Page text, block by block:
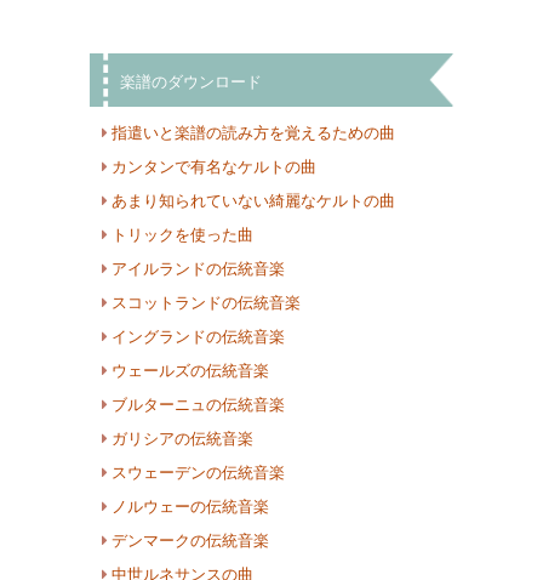
楽譜のダウンロード
指遣いと楽譜の読み方を覚えるための曲
カンタンで有名なケルトの曲
あまり知られていない綺麗なケルトの曲
トリックを使った曲
アイルランドの伝統音楽
スコットランドの伝統音楽
イングランドの伝統音楽
ウェールズの伝統音楽
ブルターニュの伝統音楽
ガリシアの伝統音楽
スウェーデンの伝統音楽
ノルウェーの伝統音楽
デンマークの伝統音楽
中世ルネサンスの曲